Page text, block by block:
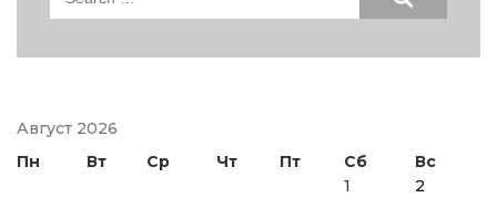
Август 2026
Пн
Вт Ср Чт Пт Сб
Вс
1
2